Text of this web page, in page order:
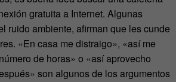
gratuita a Internet. Algunas
ruido ambiente, afirman que les cunde
«En casa me distraigo», «así me
de horas» o «así aprovecho
son algunos de los argumentos